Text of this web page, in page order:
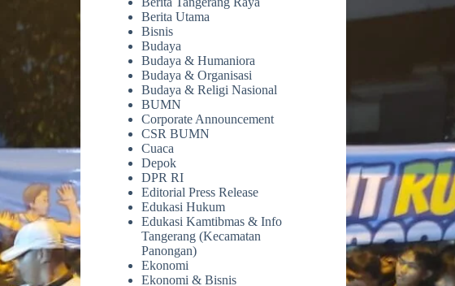
Berita Utama
Bisnis
Budaya
Budaya & Humaniora
Budaya & Organisasi
Budaya & Religi Nasional
BUMN
Corporate Announcement
CSR BUMN
Cuaca
Depok
DPR RI
Editorial Press Release
Edukasi Hukum
Edukasi Kamtibmas & Info
Tangerang (Kecamatan
Panongan)
Ekonomi
Ekonomi & Bisnis